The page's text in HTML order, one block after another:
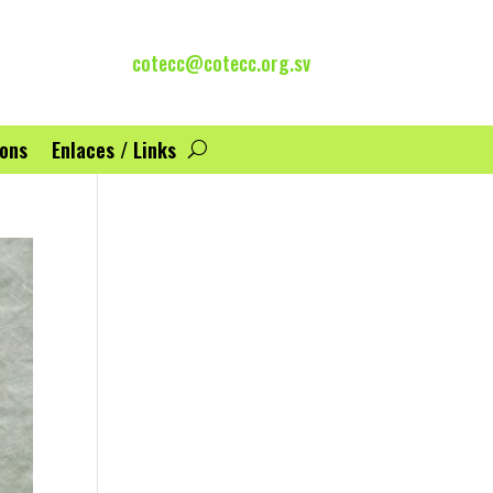
cotecc@cotecc.org.sv
Enlaces / Links